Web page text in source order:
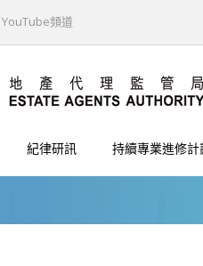
YouTube頻道
紀律研訊 持續專業進修計